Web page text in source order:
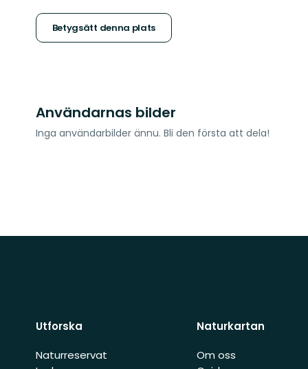
stjärnor
Betygsätt denna plats
Användarnas bilder
Inga användarbilder ännu. Bli den första att dela!
Utforska
Naturreservat
Naturkartan
Om oss